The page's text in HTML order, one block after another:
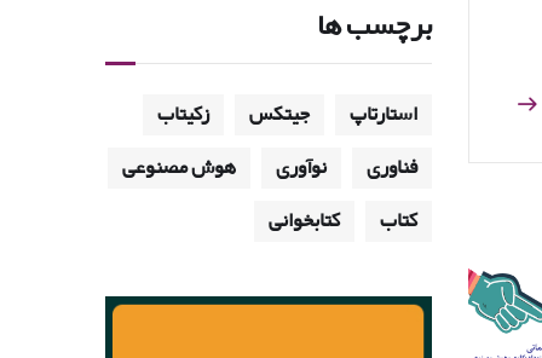
برچسب ها
استارتاپ جیتکس
زکیتاب
فناوری
نوآوری
هوش مصنوعی
کتاب
کتابخوانی